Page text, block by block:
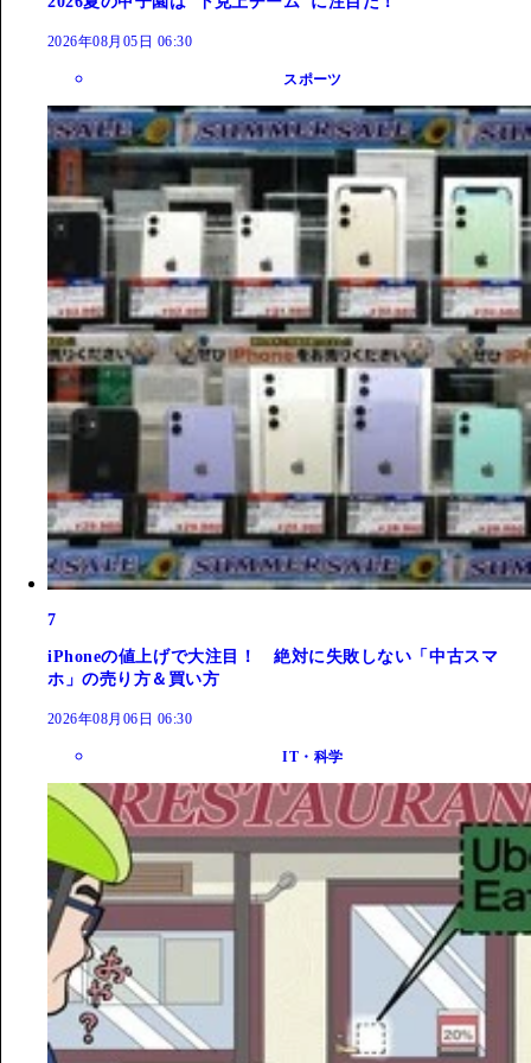
2026年08月05日 06:30
スポーツ
7
iPhoneの値上げで大注目！ 絶対に失敗しない「中古スマ
ホ」の売り方＆買い方
2026年08月06日 06:30
IT・科学